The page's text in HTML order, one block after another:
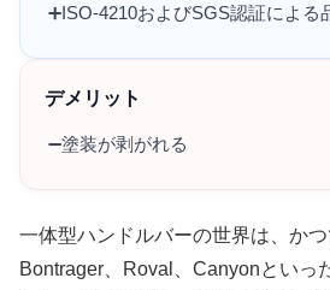
➕️ISO-4210およびSGS認証による
デメリット
➖️塗装が剥がれる
一体型ハンドルバーの世界は、かつ
Bontrager、Roval、Canyonといっ